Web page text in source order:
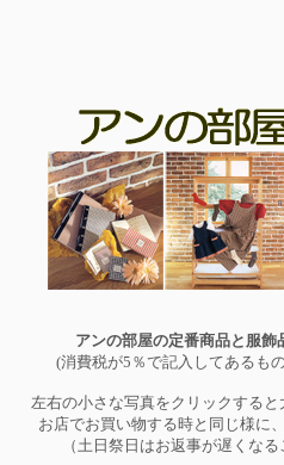
アンの部屋の定番商品と服
(消費税が5％で記入してあるも
左右の小さな写真をクリックすると
お店でお買い物する時と同じ様に
（土日祭日はお返事が遅くな